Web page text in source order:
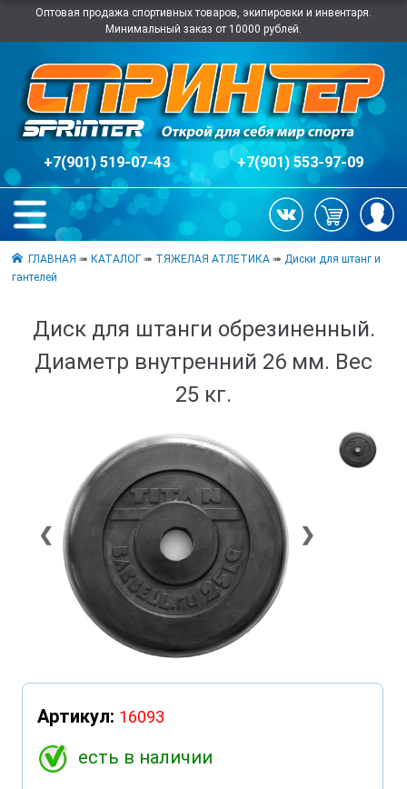
Оптовая продажа спортивных товаров, экипировки и инвентаря.
Минимальный заказ от 10000 рублей.
+7(901) 519-07-43 +7(901) 553-97-09
ГЛАВНАЯ ➠КАТАЛОГ ➠ ТЯЖЕЛАЯ АТЛЕТИКА ➠ Диски для штанг и
гантелей
Диск для штанги обрезиненный.
Диаметр внутренний 26 мм. Вес
25 кг.
❮ ❯
Артикул: 16093
есть в наличии